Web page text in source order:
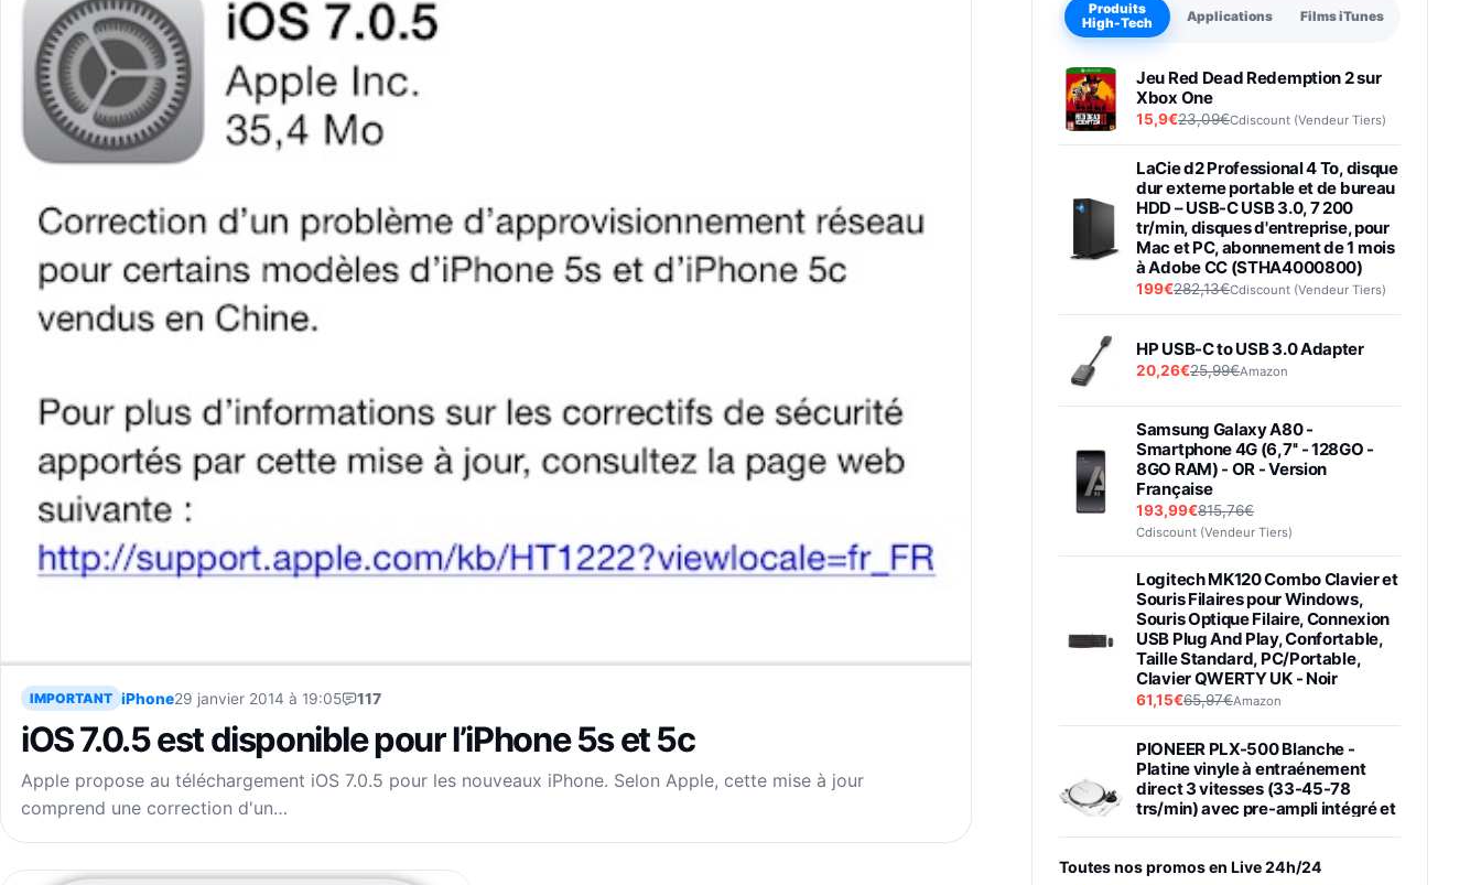
IMPORTANT iPhone29 janvier 2014 à 19:05 117
iOS 7.0.5 est disponible pour l’iPhone 5s et 5c
Apple propose au téléchargement iOS 7.0.5 pour les nouveaux iPhone. Selon Apple, cette mise à jour
comprend une correction d'un…
Produits
High-Tech
Applications Films iTunes
Jeu Red Dead Redemption 2 sur
Xbox One
15,9€23,09€Cdiscount (Vendeur Tiers)
LaCie d2 Professional 4 To, disque
dur externe portable et de bureau
HDD – USB-C USB 3.0, 7 200
tr/min, disques d'entreprise, pour
Mac et PC, abonnement de 1 mois
à Adobe CC (STHA4000800)
199€282,13€Cdiscount (Vendeur Tiers)
HP USB-C to USB 3.0 Adapter
20,26€25,99€Amazon
Samsung Galaxy A80 -
Smartphone 4G (6,7'' - 128GO -
8GO RAM) - OR - Version
Française
193,99€815,76€
Cdiscount (Vendeur Tiers)
Logitech MK120 Combo Clavier et
Souris Filaires pour Windows,
Souris Optique Filaire, Connexion
USB Plug And Play, Confortable,
Taille Standard, PC/Portable,
Clavier QWERTY UK - Noir
61,15€65,97€Amazon
PIONEER PLX-500 Blanche -
Platine vinyle à entraénement
direct 3 vitesses (33-45-78
trs/min) avec pre-ampli intégré et
Toutes nos promos en Live 24h/24